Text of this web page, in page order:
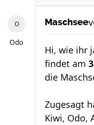
Odo
Maschsee
Hi, wie ihr
findet am
die
Zugesagt
Kiwi, Odo,